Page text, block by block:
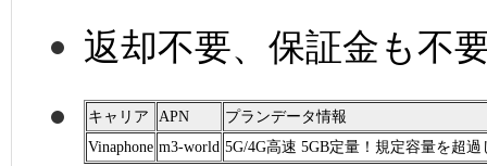
返却不要、保証金も不
キャリア APN
プランデータ情報
Vinaphone m3-world 5G/4G高速 5GB定量！規定容量を超